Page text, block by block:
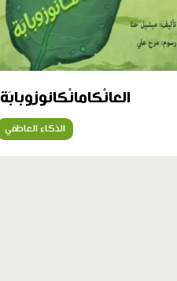
العانْكامانْكانوزوبابَة
الذكاء العاطفي